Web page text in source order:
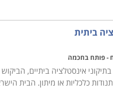
מגוון רחב של מיומנויות
קריאת תרשימי בניין כדי
אסלות וכלים
ואחזקה של מתקני
ביתית
- פותח בחכמה
אינסטלציה ביתיים,
כלכליות או מיתון. הבית